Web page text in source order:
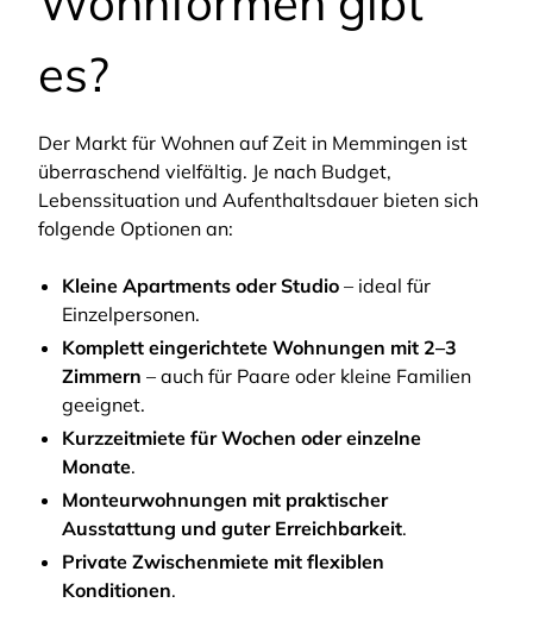
es?
Der Markt für Wohnen auf Zeit in Memmingen ist
überraschend vielfältig. Je nach Budget,
Lebenssituation und Aufenthaltsdauer bieten sich
folgende Optionen an:
Kleine Apartments oder Studio – ideal für
Einzelpersonen.
Komplett eingerichtete Wohnungen mit 2–3
Zimmern – auch für Paare oder kleine Familien
geeignet.
Kurzzeitmiete für Wochen oder einzelne
Monate.
Monteurwohnungen mit praktischer
Ausstattung und guter Erreichbarkeit.
Private Zwischenmiete mit flexiblen
Konditionen.